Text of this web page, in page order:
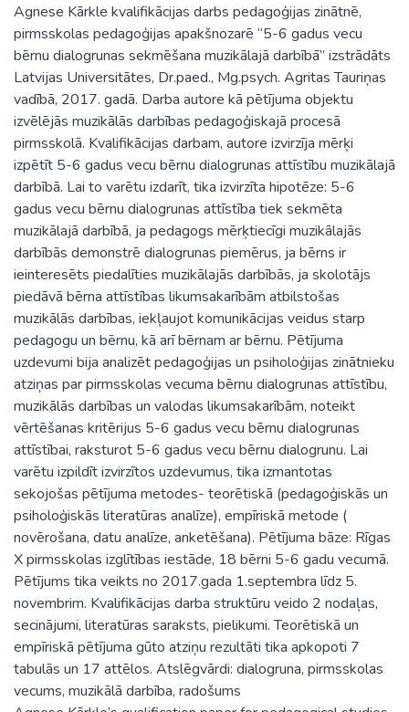
Agnese Kārkle kvalifikācijas darbs pedagoģijas zinātnē,
pirmsskolas pedagoģijas apakšnozarē “5-6 gadus vecu
bērnu dialogrunas sekmēšana muzikālajā darbībā” izstrādāts
Latvijas Universitātes, Dr.paed., Mg.psych. Agritas Tauriņas
vadībā, 2017. gadā. Darba autore kā pētījuma objektu
izvēlējās muzikālās darbības pedagoģiskajā procesā
pirmsskolā. Kvalifikācijas darbam, autore izvirzīja mērķi
izpētīt 5-6 gadus vecu bērnu dialogrunas attīstību muzikālajā
darbībā. Lai to varētu izdarīt, tika izvirzīta hipotēze: 5-6
gadus vecu bērnu dialogrunas attīstība tiek sekmēta
muzikālajā darbībā, ja pedagogs mērķtiecīgi muzikālajās
darbībās demonstrē dialogrunas piemērus, ja bērns ir
ieinteresēts piedalīties muzikālajās darbībās, ja skolotājs
piedāvā bērna attīstības likumsakarībām atbilstošas
muzikālās darbības, iekļaujot komunikācijas veidus starp
pedagogu un bērnu, kā arī bērnam ar bērnu. Pētījuma
uzdevumi bija analizēt pedagoģijas un psiholoģijas zinātnieku
atziņas par pirmsskolas vecuma bērnu dialogrunas attīstību,
muzikālās darbības un valodas likumsakarībām, noteikt
vērtēšanas kritērijus 5-6 gadus vecu bērnu dialogrunas
attīstībai, raksturot 5-6 gadus vecu bērnu dialogrunu. Lai
varētu izpildīt izvirzītos uzdevumus, tika izmantotas
sekojošas pētījuma metodes- teorētiskā (pedagoģiskās un
psiholoģiskās literatūras analīze), empīriskā metode (
novērošana, datu analīze, anketēšana). Pētījuma bāze: Rīgas
X pirmsskolas izglītības iestāde, 18 bērni 5-6 gadu vecumā.
Pētījums tika veikts no 2017.gada 1.septembra līdz 5.
novembrim. Kvalifikācijas darba struktūru veido 2 nodaļas,
secinājumi, literatūras saraksts, pielikumi. Teorētiskā un
empīriskā pētījuma gūto atziņu rezultāti tika apkopoti 7
tabulās un 17 attēlos. Atslēgvārdi: dialogruna, pirmsskolas
vecums, muzikālā darbība, radošums